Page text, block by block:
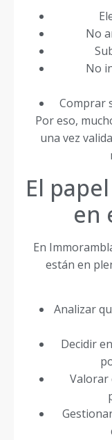
No
No
Comprar
Por eso,
una vez
El
en
En
están en
Analizar
Decidir
Valorar